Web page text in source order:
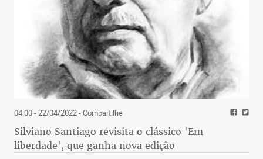
04:00 - 22/04/2022- Compartilhe
Silviano Santiago revisita o clássico 'Em
liberdade', que ganha nova edição